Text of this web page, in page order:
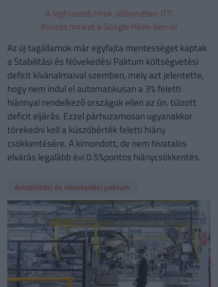
A legfrissebb hírek, időrendben ITT!
Kövess minket a Google Hírek-ben is!
Az új tagállamok már egyfajta mentességet kaptak
a Stabilitási és Növekedési Paktum költségvetési
deficit kívánalmaival szemben, mely azt jelentette,
hogy nem indul el automatikusan a 3% feletti
hiánnyal rendelkező országok ellen az ún. túlzott
deficit eljárás. Ezzel párhuzamosan ugyanakkor
törekedni kell a küszöbérték feletti hiány
csökkentésére. A kimondott, de nem hivatalos
elvárás legalább évi 0.5%pontos hiánycsökkentés.
#stabilitási és növekedési paktum